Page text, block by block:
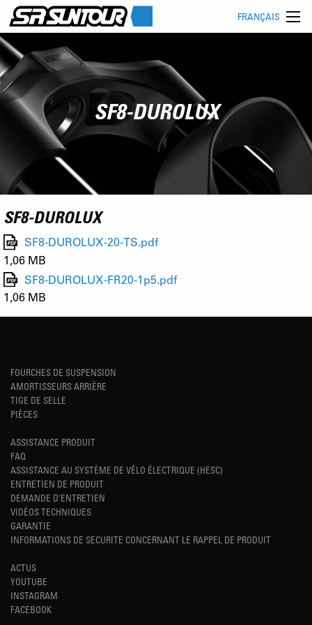
FRANÇAIS
SF8-DUROLUX
SF8-DUROLUX
SF8-DUROLUX-20-TS.pdf
1,06 MB
SF8-DUROLUX-FR20-1p5.pdf
1,06 MB
FOURCHES DE SUSPENSION
AMORTISSEURS ARRIÈRE
TIGE DE SELLE
PIÈCES
ASSISTANCE PRODUIT
FAQ
ASSISTANCE AU SYSTÈME DE VÉLO ÉLECTRIQUE (HESC)
ENTRETIEN DE PRODUIT
DEMANDE D'ENTRETIEN
VIDÉOS TECHNIQUES
GARANTIE
INFORMATIONS DE SECURITE CONCERNANT LE RAPPEL DE PRODUIT
ACTUS
YOUTUBE
INSTAGRAM
FACEBOOK